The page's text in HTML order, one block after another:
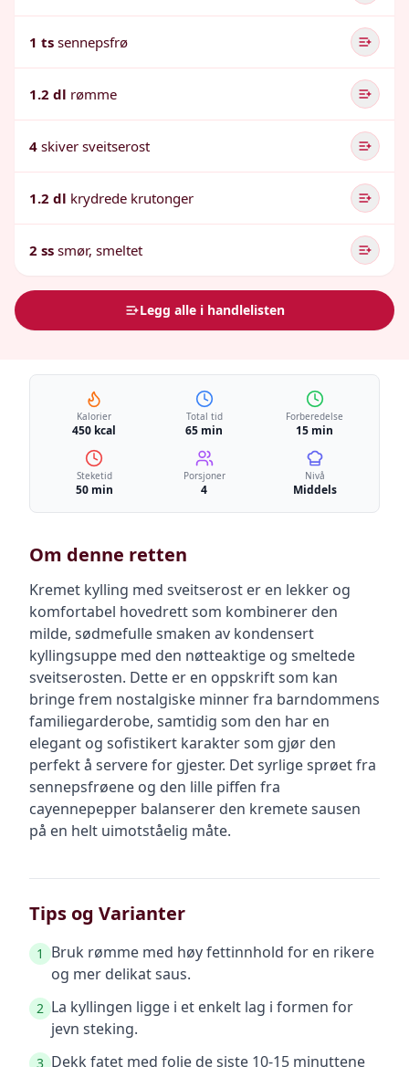
1 ts sennepsfrø
1.2 dl rømme
4 skiver sveitserost
1.2 dl krydrede krutonger
2 ss smør, smeltet
Legg alle i handlelisten
Kalorier
450 kcal
Total tid
65 min
Forberedelse
15 min
Steketid
50 min
Porsjoner
4
Nivå
Middels
Om denne retten
Kremet kylling med sveitserost er en lekker og
komfortabel hovedrett som kombinerer den
milde, sødmefulle smaken av kondensert
kyllingsuppe med den nøtteaktige og smeltede
sveitserosten. Dette er en oppskrift som kan
bringe frem nostalgiske minner fra barndommens
familiegarderobe, samtidig som den har en
elegant og sofistikert karakter som gjør den
perfekt å servere for gjester. Det syrlige sprøet fra
sennepsfrøene og den lille piffen fra
cayennepepper balanserer den kremete sausen
på en helt uimotståelig måte.
Tips og Varianter
1
Bruk rømme med høy fettinnhold for en rikere
og mer delikat saus.
2 La kyllingen ligge i et enkelt lag i formen for
jevn steking.
3 Dekk fatet med folie de siste 10-15 minuttene